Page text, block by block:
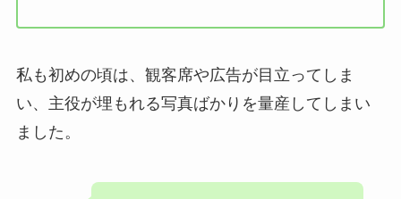
私も初めの頃は、観客席や広告が目立ってしま
い、主役が埋もれる写真ばかりを量産してしまい
ました。